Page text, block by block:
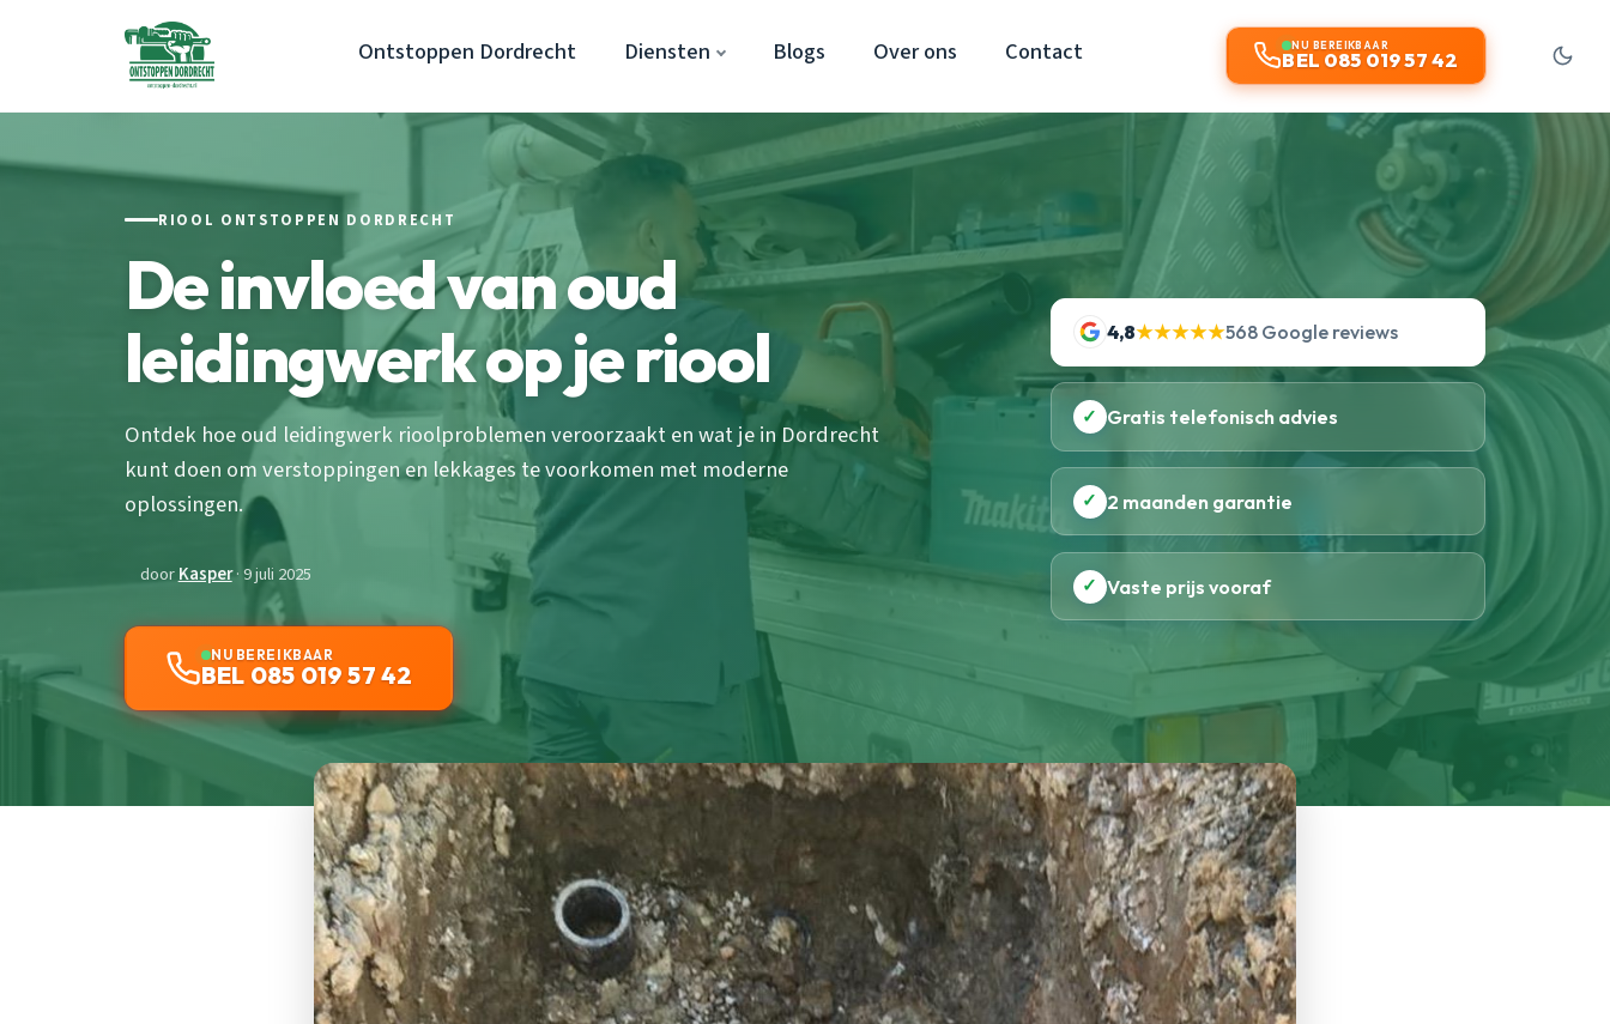
Ontstoppen Dordrecht Diensten Blogs Over ons Contact NU BEREIKBAAR
BEL 085 019 57 42
RIOOL ONTSTOPPEN DORDRECHT
De invloed van oud
leidingwerk op je riool
Ontdek hoe oud leidingwerk rioolproblemen veroorzaakt en wat je in Dordrecht
kunt doen om verstoppingen en lekkages te voorkomen met moderne
oplossingen.
doorKasper· 9 juli 2025
NU BEREIKBAAR
BEL 085 019 57 42
4,8★★★★★568 Google reviews
✓ Gratis telefonisch advies
✓ 2 maanden garantie
✓ Vaste prijs vooraf